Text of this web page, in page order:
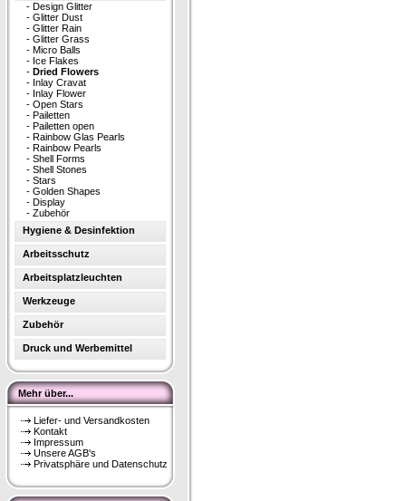
- Design Glitter
- Glitter Dust
- Glitter Rain
- Glitter Grass
- Micro Balls
- Ice Flakes
- Dried Flowers
- Inlay Cravat
- Inlay Flower
- Open Stars
- Pailetten
- Pailetten open
- Rainbow Glas Pearls
- Rainbow Pearls
- Shell Forms
- Shell Stones
- Stars
- Golden Shapes
- Display
- Zubehör
Hygiene & Desinfektion
Arbeitsschutz
Arbeitsplatzleuchten
Werkzeuge
Zubehör
Druck und Werbemittel
Mehr über...
Liefer- und Versandkosten
Kontakt
Impressum
Unsere AGB's
Privatsphäre und Datenschutz